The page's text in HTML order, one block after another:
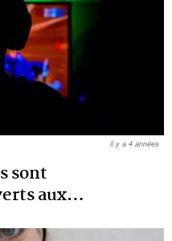
sont
aux…
il y a 4 années